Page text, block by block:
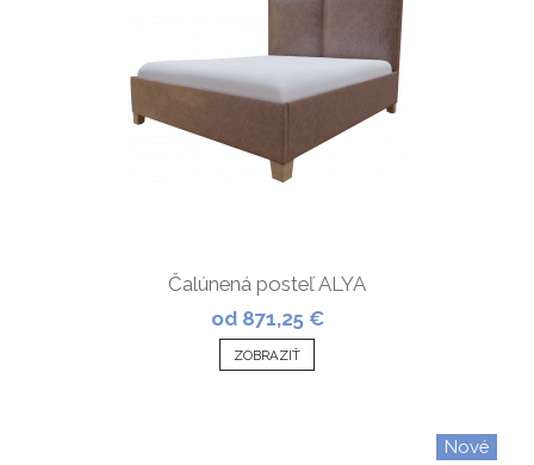
Čalúnená posteľ ALYA
od 871,25 €
ZOBRAZIŤ
Nové